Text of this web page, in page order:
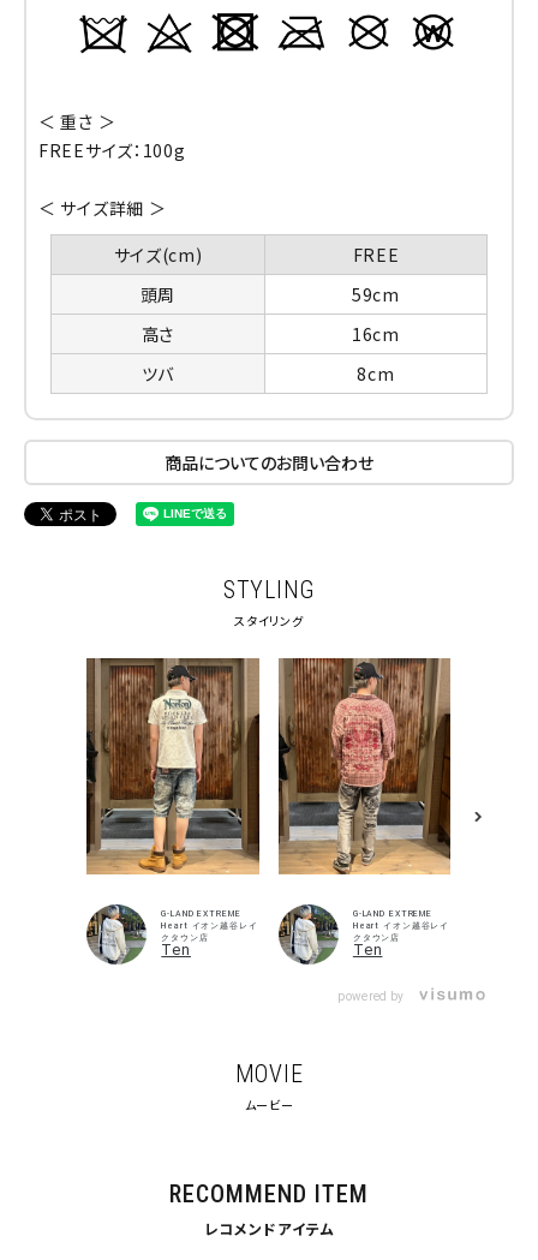
＜ 重さ ＞
FREEサイズ：100g
＜ サイズ詳細 ＞
サイズ(cm)
FREE
頭周
59cm
高さ
16cm
ツバ
8cm
商品についてのお問い合わせ
STYLING
スタイリング
G-LAND EXTREME
Heart イオン越谷レイ
クタウン店
Ten
G-LAND EXTREME
Heart イオン越谷レイ
クタウン店
Ten
powered by
MOVIE
ムービー
RECOMMEND ITEM
レコメンドアイテム